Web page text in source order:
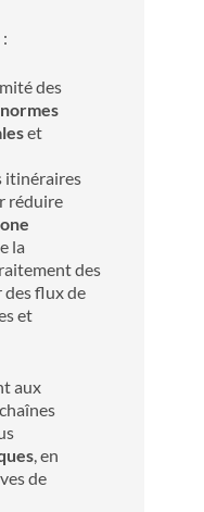
des
normes
et
itinéraires
réduire
la
des
des flux de
et
aux
, en
de